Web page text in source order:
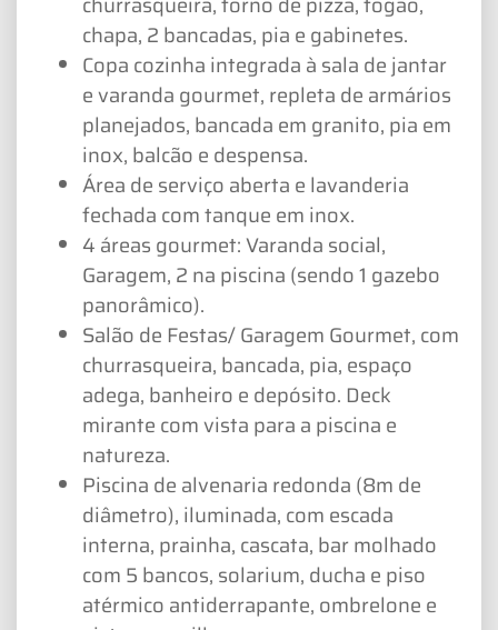
chapa, 2 bancadas, pia e gabinetes.
Copa cozinha integrada à sala de jantar
e varanda gourmet, repleta de armários
planejados, bancada em granito, pia em
inox, balcão e despensa.
Área de serviço aberta e lavanderia
fechada com tanque em inox.
4 áreas gourmet: Varanda social,
Garagem, 2 na piscina (sendo 1 gazebo
panorâmico).
Salão de Festas/ Garagem Gourmet, com
churrasqueira, bancada, pia, espaço
adega, banheiro e depósito. Deck
mirante com vista para a piscina e
natureza.
Piscina de alvenaria redonda (8m de
diâmetro), iluminada, com escada
interna, prainha, cascata, bar molhado
com 5 bancos, solarium, ducha e piso
atérmico antiderrapante, ombrelone e